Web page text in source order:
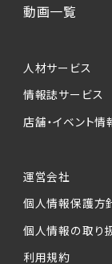
動画一覧
人材サービス
情報誌サービス
店舗・イベント
運営会社
個人情報保護方
個人情報の取り
利用規約